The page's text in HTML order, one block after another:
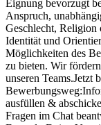
Eignung bevorzugt
Anspruch,
Geschlecht, Religion
Identität und
Möglichkeiten des
zu bieten. Wir
unseren Teams.Jetzt
ausfüllen &
Fragen im Chat